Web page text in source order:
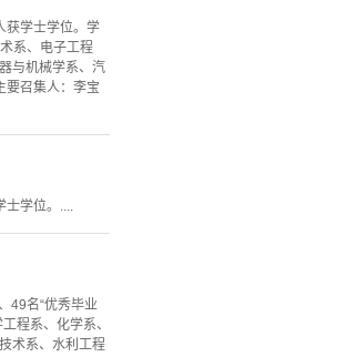
学士学位。学
系、电子工程
与机械学系、汽
要召集人：李宝
士学位。....
49名“优秀毕业
程系、化学系、
术系、水利工程